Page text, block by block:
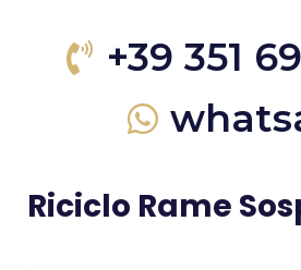
+39 351
Riciclo Rame